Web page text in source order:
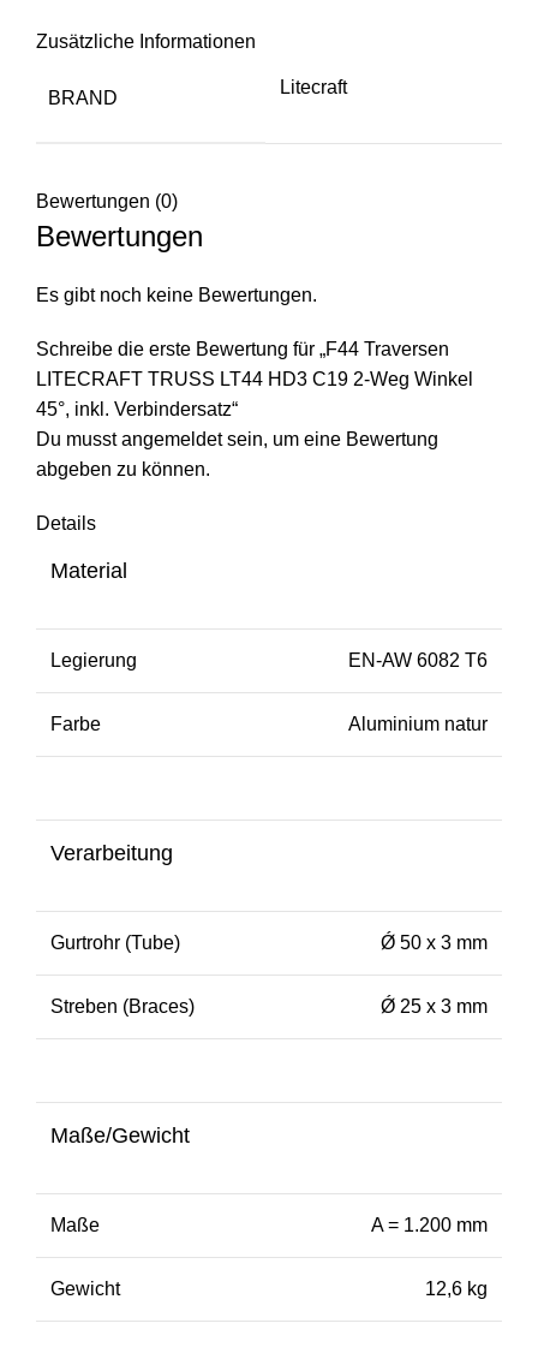
Zusätzliche Informationen
BRAND
Litecraft
Bewertungen (0)
Bewertungen
Es gibt noch keine Bewertungen.
Schreibe die erste Bewertung für „F44 Traversen
LITECRAFT TRUSS LT44 HD3 C19 2-Weg Winkel
45°, inkl. Verbindersatz“
Du musstangemeldetsein, um eine Bewertung
abgeben zu können.
Details
Material
Legierung EN-AW 6082 T6
Farbe Aluminium natur
Verarbeitung
Gurtrohr (Tube) Ǿ 50 x 3 mm
Streben (Braces) Ǿ 25 x 3 mm
Maße/Gewicht
Maße A = 1.200 mm
Gewicht 12,6 kg